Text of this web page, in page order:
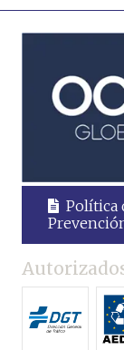
Política